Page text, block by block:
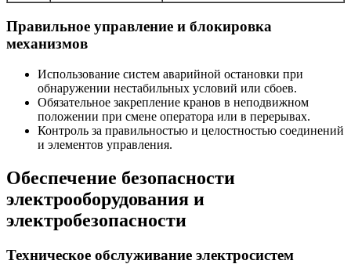
Правильное управление и блокировка
механизмов
Использование систем аварийной остановки при
обнаружении нестабильных условий или сбоев.
Обязательное закрепление кранов в неподвижном
положении при смене оператора или в перерывах.
Контроль за правильностью и целостностью соединений
и элементов управления.
Обеспечение безопасности
электрооборудования и
электробезопасности
Техническое обслуживание электросистем